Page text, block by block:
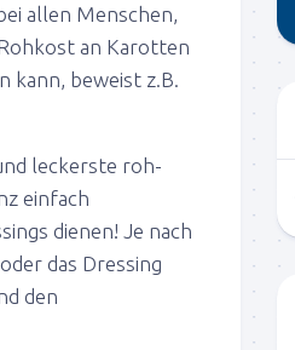
allen Menschen,
an Karotten
kann, beweist z.B.
leckerste roh-
einfach
dienen! Je nach
das Dressing
den